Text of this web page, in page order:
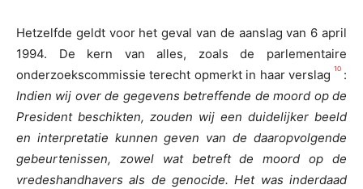
Hetzelfde geldt voor het geval van de aanslag van 6 april
1994. De kern van alles, zoals de parlementaire
onderzoekscommissie terecht opmerkt in haar verslag 10 :
Indien wij over de gegevens betreffende de moord op de
President beschikten, zouden wij een duidelijker beeld
en interpretatie kunnen geven van de daaropvolgende
gebeurtenissen, zowel wat betreft de moord op de
vredeshandhavers als de genocide. Het was inderdaad